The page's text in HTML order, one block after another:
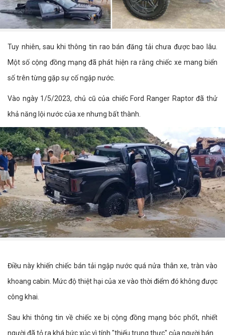
Tuy nhiên, sau khi thông tin rao bán đăng tải chưa được bao lâu.
Một số cộng đồng mạng đã phát hiện ra rằng chiếc xe mang biển
số trên từng gặp sự cố ngập nước.
Vào ngày 1/5/2023, chủ cũ của chiếc Ford Ranger Raptor đã thử
khả năng lội nước của xe nhưng bất thành.
Điều này khiến chiếc bán tải ngập nước quá nửa thân xe, tràn vào
khoang cabin. Mức độ thiệt hại của xe vào thời điểm đó không được
công khai.
Sau khi thông tin về chiếc xe bị cộng đồng mạng bóc phốt, nhiết
người đã tỏ ra khá bức xúc vì tính "thiếu trung thực" của người bán.